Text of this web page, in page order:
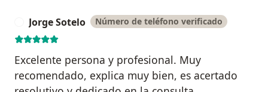
Jorge Sotelo Número de teléfono verificado
Excelente persona y profesional. Muy
recomendado, explica muy bien, es acertado